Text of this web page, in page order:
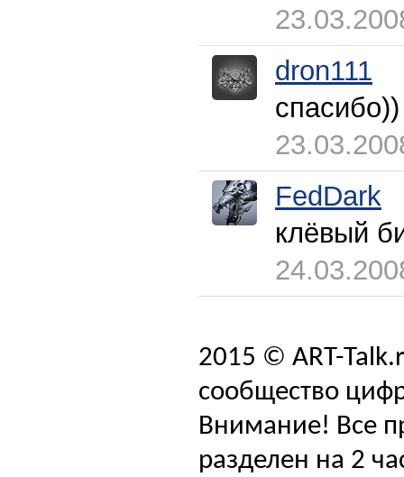
dron111
спасибо))
FedDark
клёвый
2015 © ART-
сообщество
Внимание! Все
разделен на 2